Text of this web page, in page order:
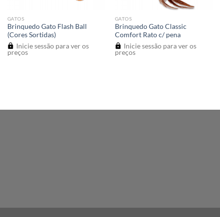
GATOS
Brinquedo Gato Flash Ball
(Cores Sortidas)
Inicie sessão para ver os
preços
GATOS
Brinquedo Gato Classic
Comfort Rato c/ pena
Inicie sessão para ver os
preços